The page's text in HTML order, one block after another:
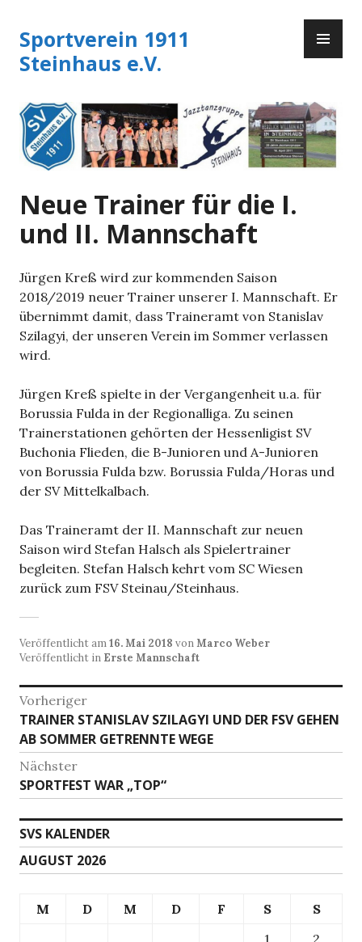
Inhalt
springen
Sportverein 1911
Steinhaus e.V.
Neue Trainer für die I.
und II. Mannschaft
Jürgen Kreß wird zur kommenden Saison
2018/2019 neuer Trainer unserer I. Mannschaft. Er
übernimmt damit, dass Traineramt von Stanislav
Szilagyi, der unseren Verein im Sommer verlassen
wird.
Jürgen Kreß spielte in der Vergangenheit u.a. für
Borussia Fulda in der Regionalliga. Zu seinen
Trainerstationen gehörten der Hessenligist SV
Buchonia Flieden, die B-Junioren und A-Junioren
von Borussia Fulda bzw. Borussia Fulda/Horas und
der SV Mittelkalbach.
Das Traineramt der II. Mannschaft zur neuen
Saison wird Stefan Halsch als Spielertrainer
begleiten. Stefan Halsch kehrt vom SC Wiesen
zurück zum FSV Steinau/Steinhaus.
Veröffentlicht am16. Mai 2018 vonMarco Weber
Veröffentlicht in Erste Mannschaft
Beitragsnavigation
Vorheriger
Vorheriger
Beitrag:
TRAINER STANISLAV SZILAGYI UND DER FSV GEHEN
AB SOMMER GETRENNTE WEGE
Nächster
Nächster
Beitrag:
SPORTFEST WAR „TOP“
SVS KALENDER
AUGUST 2026
M D M D F S
S
1
2